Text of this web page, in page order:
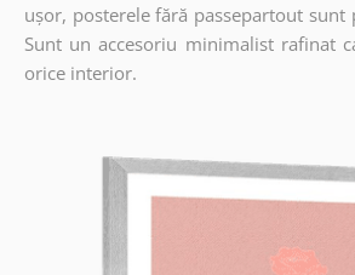
ușor, posterele fără passepartout
Sunt un accesoriu minimalist rafinat
orice interior.